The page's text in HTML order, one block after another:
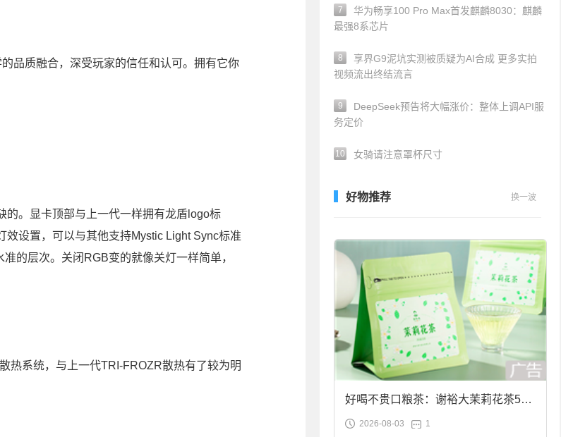
品质融合，深受玩家的信任和认可。拥有它你
的。显卡顶部与上一代一样拥有龙盾logo标
设置，可以与其他支持Mystic Light Sync标准
的层次。关闭RGB变的就像关灯一样简单，
热系统，与上一代TRI-FROZR散热有了较为明
7
华为畅享100 Pro Max首发麒麟8030：麒麟
最强8系芯片
8
享界G9泥坑实测被质疑为AI合成 更多实拍
视频流出终结流言
9
DeepSeek预告将大幅涨价：整体上调API服
务定价
10 女骑请注意罩杯尺寸
好物推荐 换一波
好喝不贵口粮茶：谢裕大茉莉花茶50g
袋装9.9元到手
2026-08-03 1